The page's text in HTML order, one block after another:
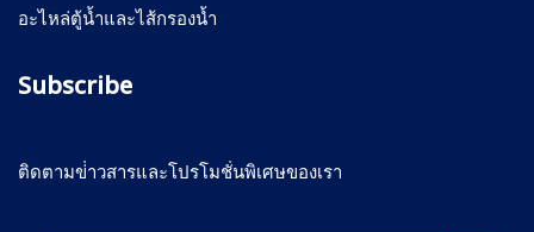
อะไหล่ตู้น้ำและไส้กรองน้ำ
Subscribe
ติดตามข่่าวสารและโปรโมชั่นพิเศษของเรา